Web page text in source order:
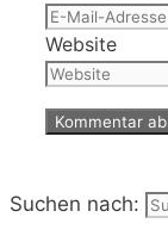
Website
Suchen nach: